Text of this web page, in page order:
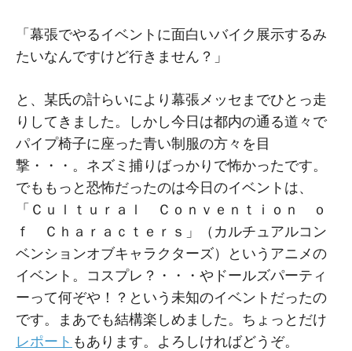
「幕張でやるイベントに面白いバイク展示するみ
たいなんですけど行きません？」
と、某氏の計らいにより幕張メッセまでひとっ走
りしてきました。しかし今日は都内の通る道々で
パイプ椅子に座った青い制服の方々を目
撃・・・。ネズミ捕りばっかりで怖かったです。
でももっと恐怖だったのは今日のイベントは、
「Ｃｕｌｔｕｒａｌ Ｃｏｎｖｅｎｔｉｏｎ ｏ
ｆ Ｃｈａｒａｃｔｅｒｓ」（カルチュアルコン
ベンションオブキャラクターズ）というアニメの
イベント。コスプレ？・・・やドールズパーティ
ーって何ぞや！？という未知のイベントだったの
です。まあでも結構楽しめました。ちょっとだけ
レポート もあります。よろしければどうぞ。